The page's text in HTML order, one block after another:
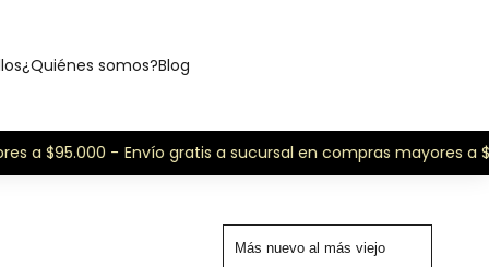
a $95.000 - Envío gratis a sucursal en compras mayores a
¿Quiénes somos?Blog